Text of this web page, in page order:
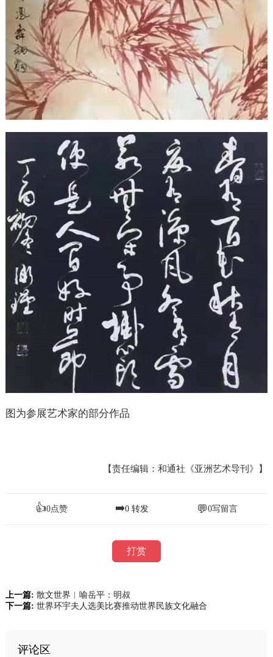
图为参展艺术家的部分作品
【责任编辑：和通社《亚洲艺术导刊》】
👍0点赞 ➡️0 转发 💬0写留言
打赏
上一篇: 散文世界︱喻岳平：明叔
下一篇: 世界环宇夫人选美比赛推动世界民族文化融合
评论区